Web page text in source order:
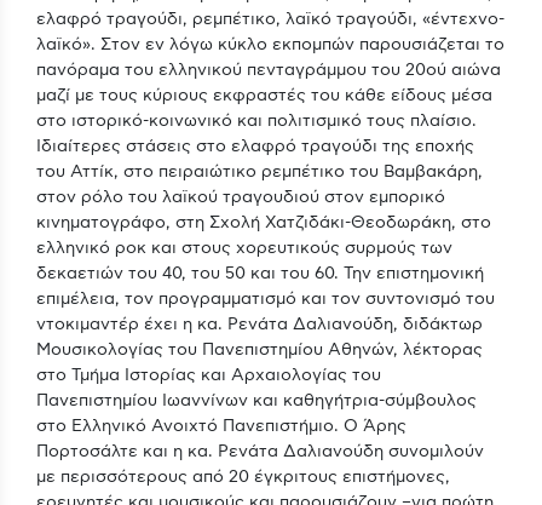
ελαφρό τραγούδι, ρεμπέτικο, λαϊκό τραγούδι, «έντεχνο-
λαϊκό». Στον εν λόγω κύκλο εκπομπών παρουσιάζεται το
πανόραμα του ελληνικού πενταγράμμου του 20ού αιώνα
μαζί με τους κύριους εκφραστές του κάθε είδους μέσα
στο ιστορικό-κοινωνικό και πολιτισμικό τους πλαίσιο.
Ιδιαίτερες στάσεις στο ελαφρό τραγούδι της εποχής
του Αττίκ, στο πειραιώτικο ρεμπέτικο του Βαμβακάρη,
στον ρόλο του λαϊκού τραγουδιού στον εμπορικό
κινηματογράφο, στη Σχολή Χατζιδάκι-Θεοδωράκη, στο
ελληνικό ροκ και στους χορευτικούς συρμούς των
δεκαετιών του 40, του 50 και του 60. Την επιστημονική
επιμέλεια, τον προγραμματισμό και τον συντονισμό του
ντοκιμαντέρ έχει η κα. Ρενάτα Δαλιανούδη, διδάκτωρ
Μουσικολογίας του Πανεπιστημίου Αθηνών, λέκτορας
στο Τμήμα Ιστορίας και Αρχαιολογίας του
Πανεπιστημίου Ιωαννίνων και καθηγήτρια-σύμβουλος
στο Ελληνικό Ανοιχτό Πανεπιστήμιο. Ο Άρης
Πορτοσάλτε και η κα. Ρενάτα Δαλιανούδη συνομιλούν
με περισσότερους από 20 έγκριτους επιστήμονες,